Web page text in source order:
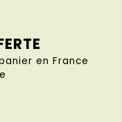
en France